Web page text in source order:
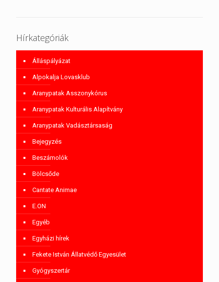
Hírkategóriák
Álláspályázat
Alpokalja Lovasklub
Aranypatak Asszonykórus
Aranypatak Kulturális Alapítvány
Aranypatak Vadásztársaság
Bejegyzés
Beszámolók
Bölcsőde
Cantate Animae
E.ON
Egyéb
Egyházi hírek
Fekete István Állatvédő Egyesület
Gyógyszertár